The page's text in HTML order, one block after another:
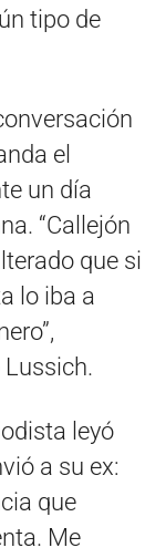
tipo de
el
un día
“Callejón
que si
lo iba a
leyó
a su ex:
que
Me